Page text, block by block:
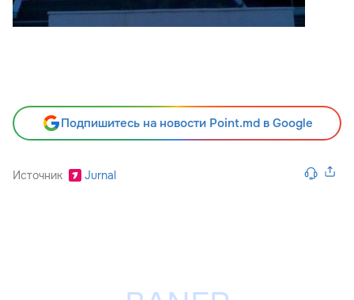
Подпишитесь на новости Point.md в Google
Источник Jurnal